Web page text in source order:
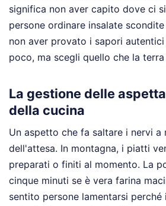
significa non aver capito dove ci
persone ordinare insalate
non aver provato i sapori
poco, ma scegli quello che la
La gestione delle
della cucina
Un aspetto che fa saltare i nervi a
dell'attesa. In montagna, i piatti
preparati o finiti al momento. La
cinque minuti se è vera farina
sentito persone lamentarsi perché